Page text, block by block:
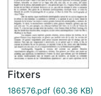
Fitxers
186576.pdf (60.36 KB)